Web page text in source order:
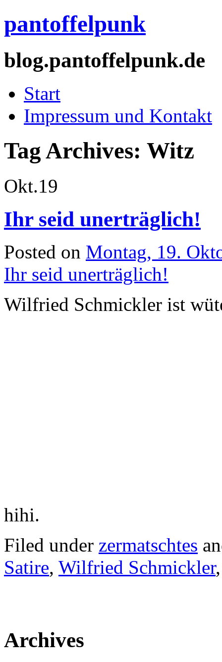
pantoffelpunk
blog.pantoffelpunk.de
Start
Impressum und Kontakt
Tag Archives: Witz
Okt.19
Ihr seid unerträglich!
Posted on Montag, 19.
Ihr seid unerträglich!
Wilfried Schmickler ist
hihi.
Filed under zermatschtes
Satire, Wilfried Schmickler
Archives